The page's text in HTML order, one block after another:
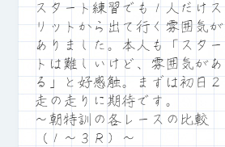
スタート練習でも１人だけス
リットから出て行く雰囲気が
ありました。本人も「スター
トは難しいけど、雰囲気があ
る」と好感触。まずは初日２
走の走りに期待です。
～朝特訓の各レースの比較
（１～３Ｒ）～